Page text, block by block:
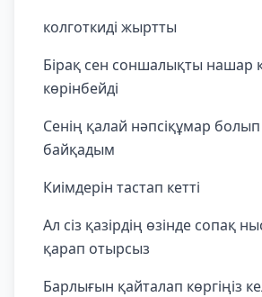
колготкиді жыртты
Бірақ сен соншалықты нашар
көрінбейді
Сенің қалай нәпсіқұмар болып
байқадым
Киімдерін тастап кетті
Ал сіз қазірдің өзінде сопақ
қарап отырсыз
Барлығын қайталап көргіңіз